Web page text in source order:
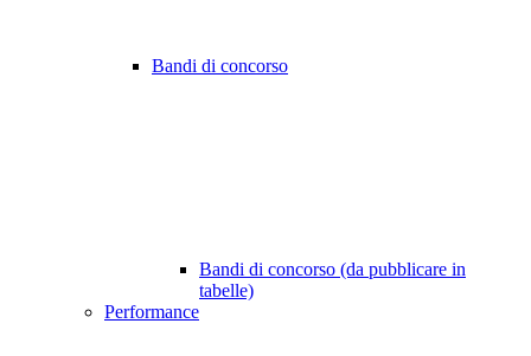
Bandi di concorso
Bandi di concorso (da pubblicare in
tabelle)
Performance